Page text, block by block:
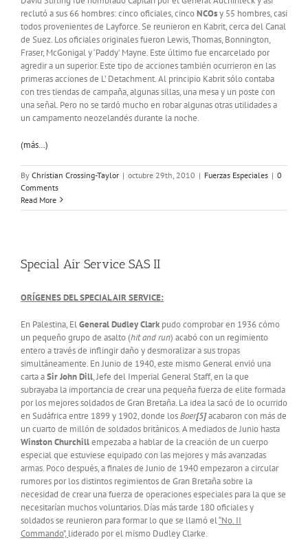
reclutó a sus 66 hombres: cinco oficiales, cincoNCOsy 55 hombres, casi
todos provenientes de Layforce. Se reunieron en Kabrit, cerca del Canal
de Suez. Los oficiales originales fueron Lewis, Thomas, Bonnington,
Fraser, McGonigal y ‘Paddy’ Mayne. Este último fue encarcelado por
agredir a un superior. Este tipo de acciones también ocurrieron en las
primeras acciones de L’ Detachment. Al principio Kabrit sólo contaba
con tres tiendas de campaña, algunas sillas, una mesa y un poste con
una señal. Pero no se tardó mucho en robar algunas otras utilidades a
un campamento neozelandés durante la noche.
(más…)
By Christian Crossing-Taylor | octubre 29th, 2010 | Fuerzas Especiales | 0
Comments
Read More
Special Air Service SAS II
ORÍGENES DEL SPECIAL AIR SERVICE:
En Palestina, ElGeneral Dudley Clark pudo comprobar en 1936 cómo
un pequeño grupo de asalto (hit and run) acabó con un regimiento
entero a través de inflingir daño y desmoralizar a sus tropas
simultáneamente. En Junio de 1940, este mismo General envió una
carta aSir John Dill, Jefe del Imperial General Staff, en la que
subrayaba la importancia de crear una pequeña fuerza de elite formada
por los mejores soldados de Gran Bretaña. La idea la sacó de lo ocurrido
en Sudáfrica entre 1899 y 1902, donde losBoer[5]acabaron con más de
un cuarto de millón de soldados británicos. A mediados de Junio hasta
Winston Churchillempezaba a hablar de la creación de un cuerpo
especial que estuviese equipado con las mejores y más avanzadas
armas. Poco después, a finales de Junio de 1940 empezaron a circular
rumores por los distintos regimientos de Gran Bretaña sobre la
necesidad de crear una fuerza de operaciones especiales para la que se
necesitarían muchos voluntarios. Días más tarde 180 oficiales y
soldados se reunieron para formar lo que se llamó el“No. II
Commando”, liderado por el mismo Dudley Clarke.